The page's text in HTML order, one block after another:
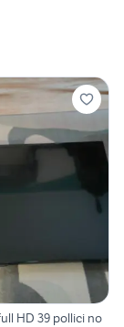
HD 39 pollici no